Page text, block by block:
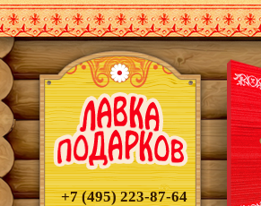
+7 (495) 223-87-64